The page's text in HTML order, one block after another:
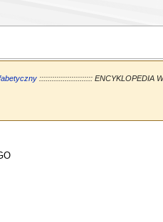
::::::::::::::::::::::::: ENCYKLOPEDIA